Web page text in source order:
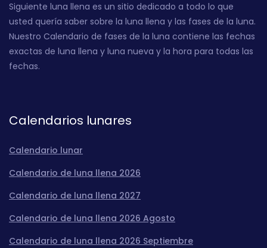
Siguiente luna llena es un sitio dedicado a todo lo que
usted quería saber sobre la luna llena y las fases de la luna.
Nuestro Calendario de fases de la luna contiene las fechas
exactas de luna llena y luna nueva y la hora para todas las
fechas.
Calendarios lunares
Calendario lunar
Calendario de luna llena 2026
Calendario de luna llena 2027
Calendario de luna llena 2026 Agosto
Calendario de luna llena 2026 Septiembre